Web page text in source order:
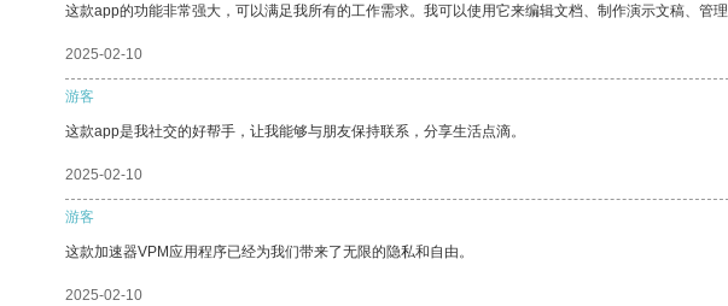
这款app的功能非常强大，可以满足我所有的工作需求。我可以使用它来编辑文档、制作演示文稿、管理
2025-02-10
游客
这款app是我社交的好帮手，让我能够与朋友保持联系，分享生活点滴。
2025-02-10
游客
这款加速器VPM应用程序已经为我们带来了无限的隐私和自由。
2025-02-10